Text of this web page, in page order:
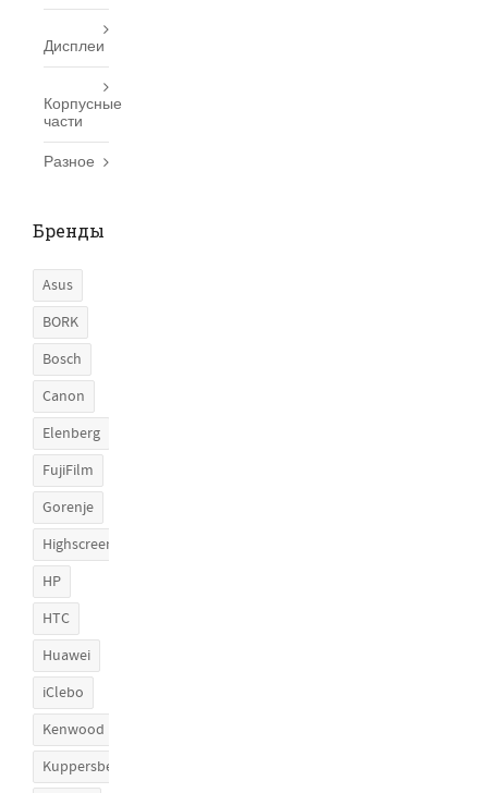
Дисплеи
Корпусные
части
Разное
Бренды
Asus
BORK
Bosch
Canon
Elenberg
FujiFilm
Gorenje
Highscreen
HP
HTC
Huawei
iClebo
Kenwood
Kuppersberg